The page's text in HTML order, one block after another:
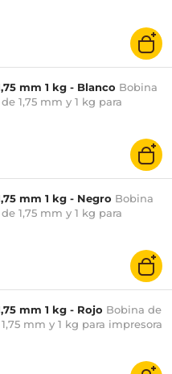
mm 1 kg - Blanco Bobina
1,75 mm y 1 kg para
mm 1 kg - Negro Bobina
1,75 mm y 1 kg para
mm 1 kg - Rojo Bobina de
mm y 1 kg para impresora